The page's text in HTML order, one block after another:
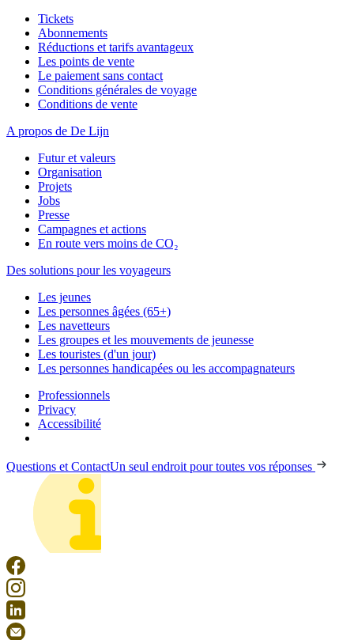
Tickets
Abonnements
Réductions et tarifs avantageux
Les points de vente
Le paiement sans contact
Conditions générales de voyage
Conditions de vente
A propos de De Lijn
Futur et valeurs
Organisation
Projets
Jobs
Presse
Campagnes et actions
En route vers moins de CO₂
Des solutions pour les voyageurs
Les jeunes
Les personnes âgées (65+)
Les navetteurs
Les groupes et les mouvements de jeunesse
Les touristes (d'un jour)
Les personnes handicapées ou les accompagnateurs
Professionnels
Privacy
Accessibilité
Questions et ContactUn seul endroit pour toutes vos réponses